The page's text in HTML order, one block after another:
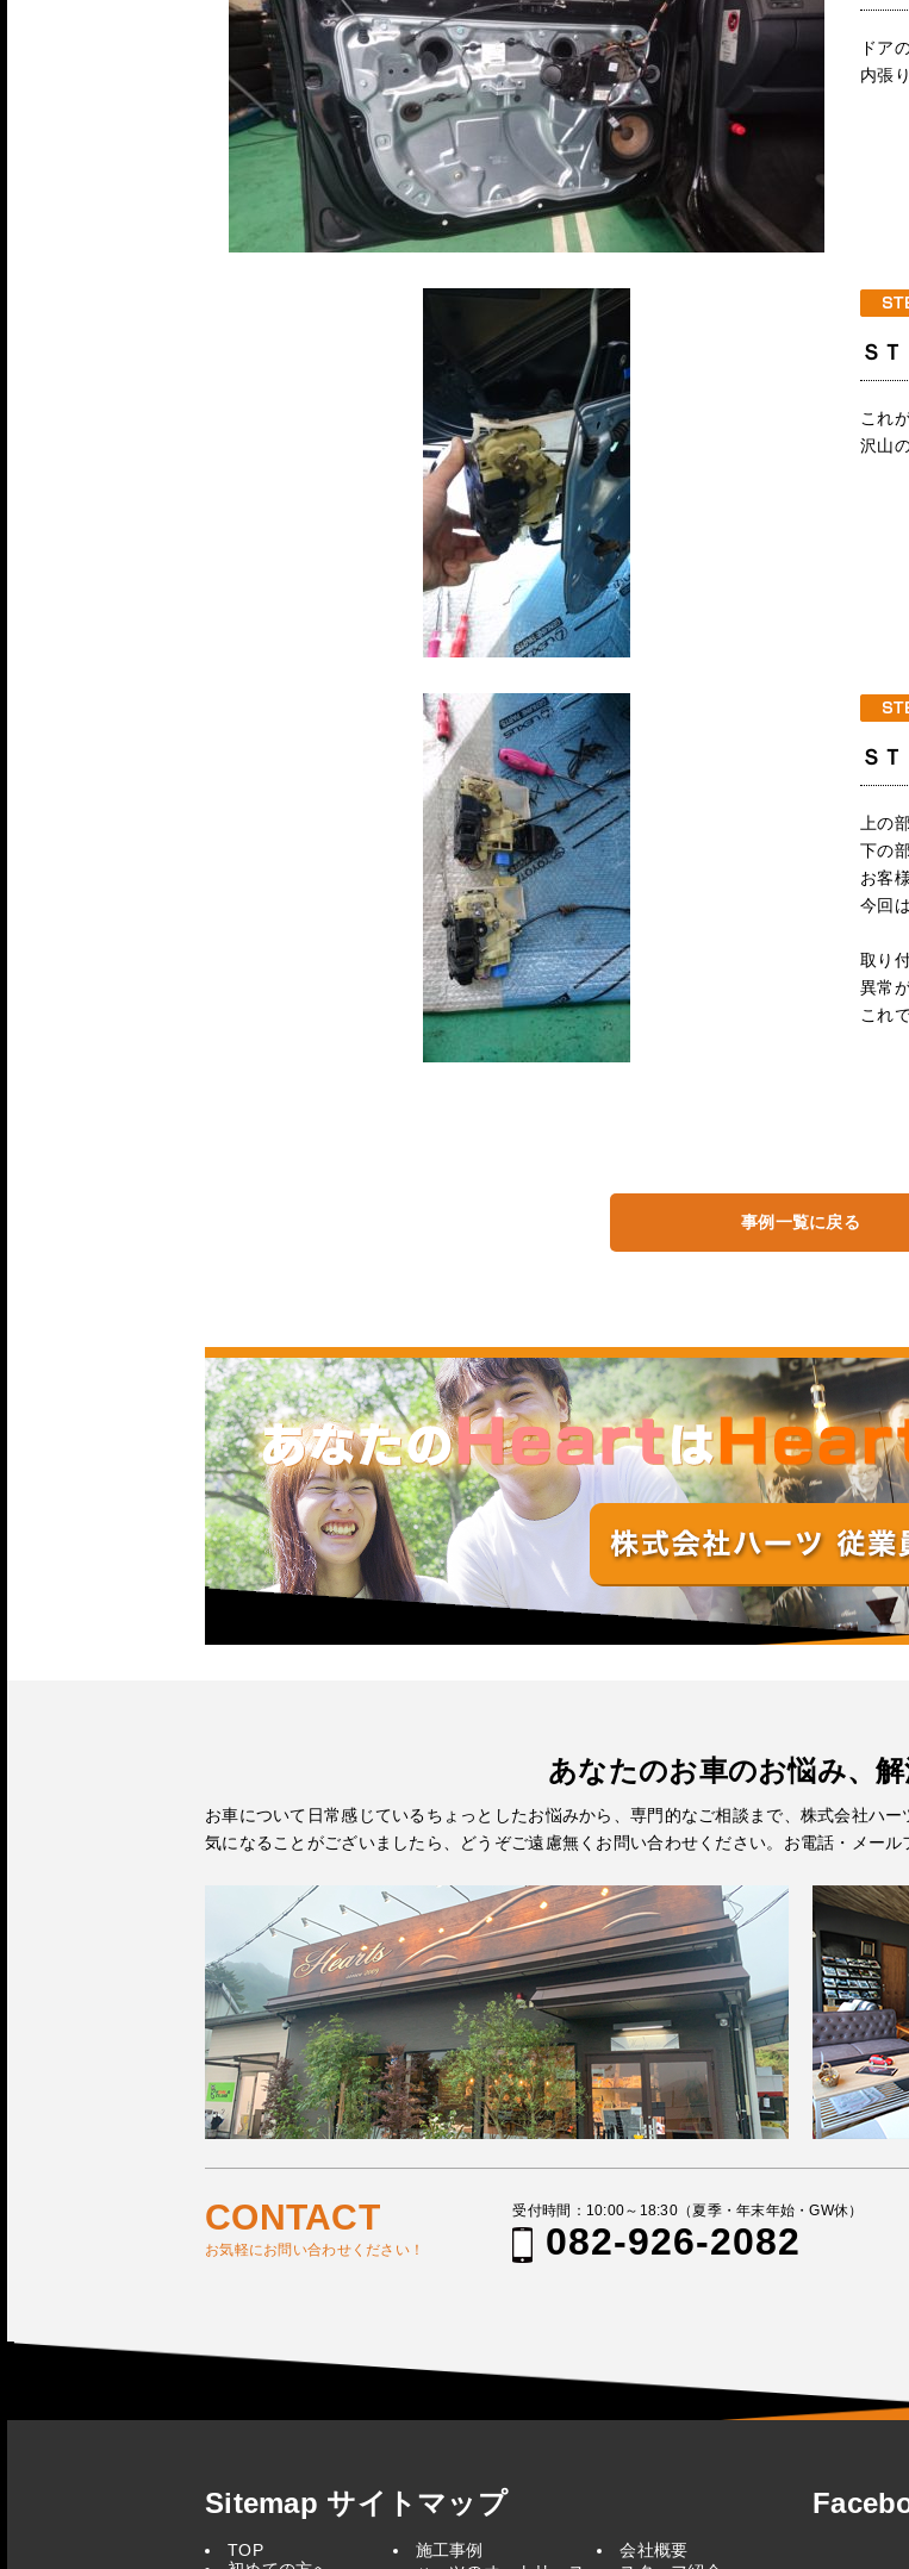
ドア
内張
Ｓ
これ
沢山
Ｓ
上の
下の
お客
今回
取り
異常
これ
事例一覧に戻る
あなたのお車のお悩み、解
お車について日常感じているちょっとしたお悩みから、専門的なご相談まで、株式会社ハ
気になることがございましたら、どうぞご遠慮無くお問い合わせください。お電話・メール
CONTACT
お気軽にお問い合わせください！
受付時間：10:00～18:30（夏季・年末年始・GW休）
082-926-2082
Sitemap サイトマップ
TOP
施工事例
会社概要